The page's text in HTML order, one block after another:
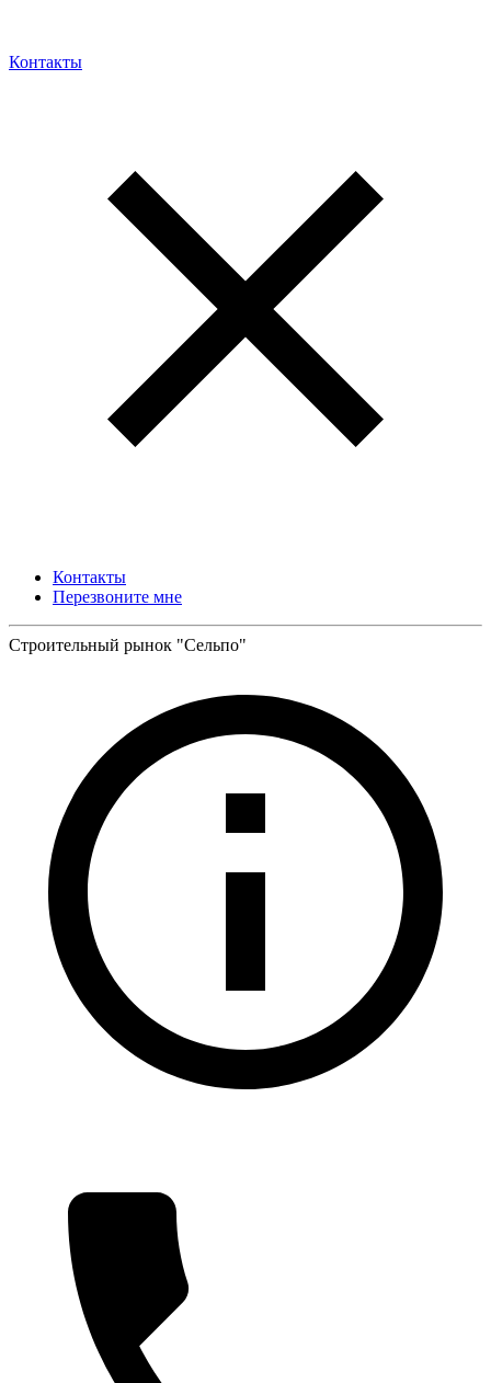
Контакты
Контакты
Перезвоните мне
Строительный рынок "Сельпо"